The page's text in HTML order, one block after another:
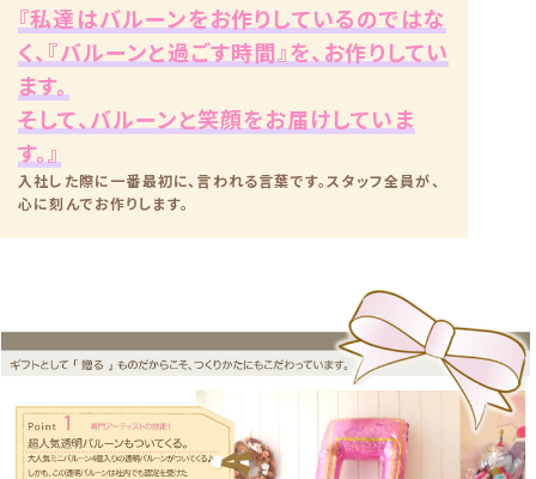
『私達はバルーンをお作りしているのではな
く、『バルーンと過ごす時間』を、お作りしてい
ます。
そして、バルーンと笑顔をお届けしていま
す。』
入社した際に一番最初に、言われる言葉です。スタッフ全員が、
心に刻んでお作りします。